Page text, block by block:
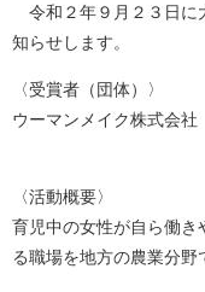
令和２年９月２３日に
知らせします。
〈受賞者（団体）〉
ウーマンメイク株式会
〈活動概要〉
育児中の女性が自ら働き
る職場を地方の農業分野